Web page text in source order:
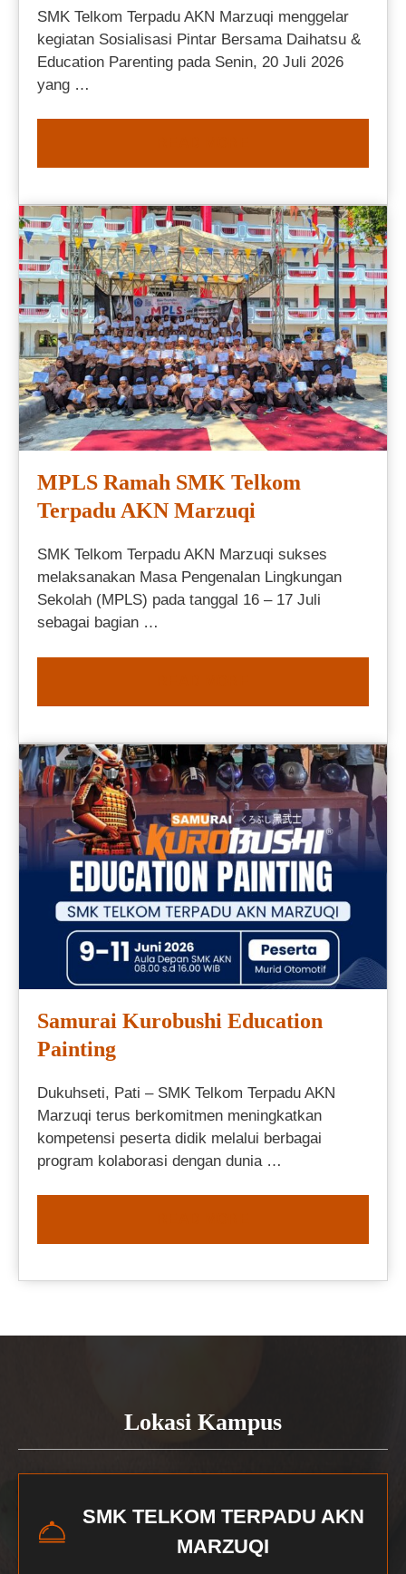
SMK Telkom Terpadu AKN Marzuqi menggelar
kegiatan Sosialisasi Pintar Bersama Daihatsu &
Education Parenting pada Senin, 20 Juli 2026
yang …
MPLS Ramah SMK Telkom
Terpadu AKN Marzuqi
SMK Telkom Terpadu AKN Marzuqi sukses
melaksanakan Masa Pengenalan Lingkungan
Sekolah (MPLS) pada tanggal 16 – 17 Juli
sebagai bagian …
Samurai Kurobushi Education
Painting
Dukuhseti, Pati – SMK Telkom Terpadu AKN
Marzuqi terus berkomitmen meningkatkan
kompetensi peserta didik melalui berbagai
program kolaborasi dengan dunia …
Lokasi Kampus
SMK TELKOM TERPADU AKN
MARZUQI